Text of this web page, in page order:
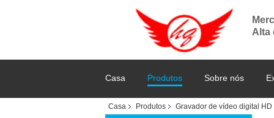
Alta
Casa Produtos Sobre nós
Casa Produtos Gravador de vídeo digital HD